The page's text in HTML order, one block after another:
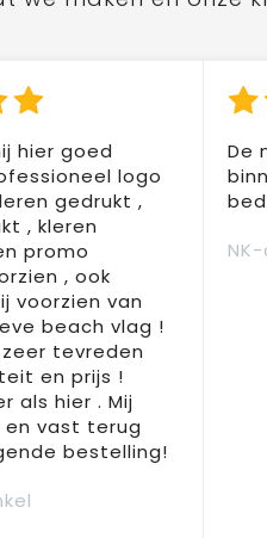
hier goed
logo
gedrukt ,
, kleren
promo
, ook
voorzien van
beach vlag !
tevreden
en prijs !
als hier . Mij
en vast terug
bestelling!
De